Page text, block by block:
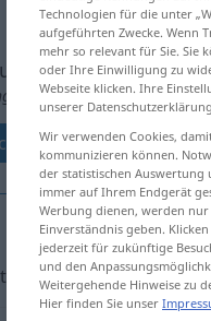
anklicken/antippen)
m
Technologien für die unter
aufgeführten Zwecke. Wenn
mehr so relevant für Sie. Sie
oder Ihre Einwilligung zu
Webseite klicken. Ihre
unserer
Wir verwenden Cookies,
kommunizieren können.
der statistischen Auswertung
immer auf Ihrem Endgerät
Werbung dienen, werden
Einverständnis geben.
jederzeit für zukünftige
und den
Weitergehende Hinweise zu
Hier finden Sie unser